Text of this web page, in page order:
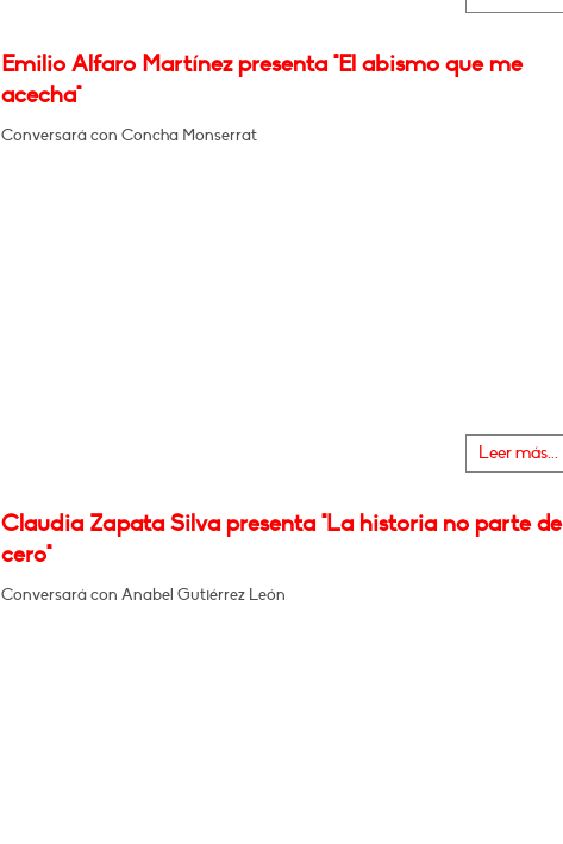
Emilio Alfaro Martínez presenta "El abismo que me
acecha"
Conversará con Concha Monserrat
Leer más...
Claudia Zapata Silva presenta "La historia no parte de
cero"
Conversará con Anabel Gutiérrez León